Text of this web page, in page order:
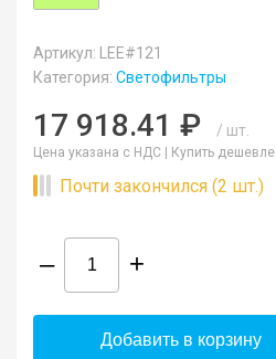
Артикул: LEE#121
Категория: Светофильтры
17 918.41 ₽ / шт.
Цена указана с НДС | Купить дешевле
Почти закончился (2 шт.)
– +
Добавить в корзину